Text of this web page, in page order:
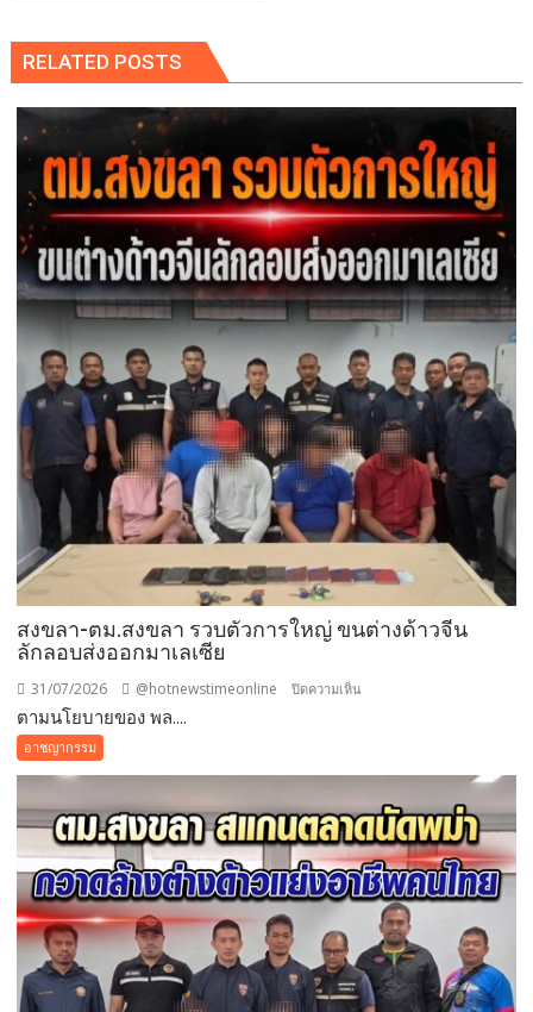
RELATED POSTS
สงขลา-ตม.สงขลา รวบตัวการใหญ่ ขนต่างด้าวจีน
ลักลอบส่งออกมาเลเซีย
31/07/2026 @hotnewstimeonline ปิดความเห็น
ใหญ่
ขน
ต่างด้าว
จีน
ลักลอบ
ส่ง
ออก
มาเลเซีย
ตามนโยบายของ พล....
อาชญากรรม